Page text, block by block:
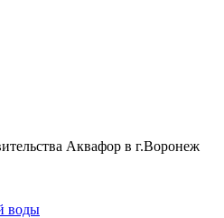
Аквафор в г.Воронеж
воды